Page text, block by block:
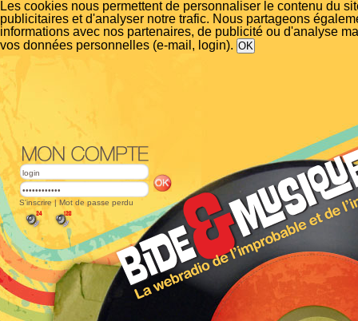
Les cookies nous permettent de personnaliser le contenu du
publicitaires et d'analyser notre trafic. Nous partageons
informations avec nos partenaires, de publicité ou d'analyse
vos données personnelles (e-mail, login).
S'inscrire | Mot de passe perdu